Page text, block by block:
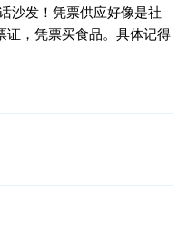
沙发！凭票供应好像是社
证，凭票买食品。具体记得